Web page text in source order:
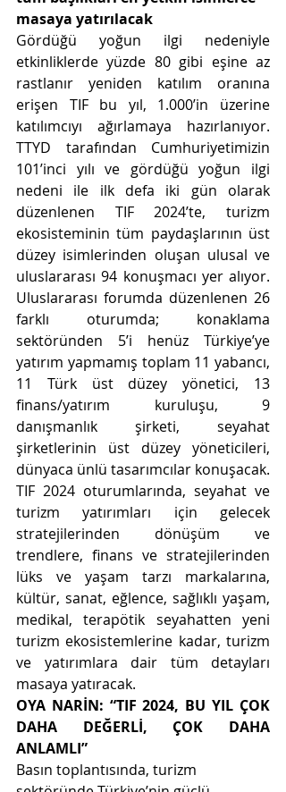
masaya yatırılacak
Gördüğü yoğun ilgi nedeniyle
etkinliklerde yüzde 80 gibi eşine az
rastlanır yeniden katılım oranına
erişen TIF bu yıl, 1.000’in üzerine
katılımcıyı ağırlamaya hazırlanıyor.
TTYD tarafından Cumhuriyetimizin
101’inci yılı ve gördüğü yoğun ilgi
nedeni ile ilk defa iki gün olarak
düzenlenen TIF 2024’te, turizm
ekosisteminin tüm paydaşlarının üst
düzey isimlerinden oluşan ulusal ve
uluslararası 94 konuşmacı yer alıyor.
Uluslararası forumda düzenlenen 26
farklı oturumda; konaklama
sektöründen 5’i henüz Türkiye’ye
yatırım yapmamış toplam 11 yabancı,
11 Türk üst düzey yönetici, 13
finans/yatırım kuruluşu, 9
danışmanlık şirketi, seyahat
şirketlerinin üst düzey yöneticileri,
dünyaca ünlü tasarımcılar konuşacak.
TIF 2024 oturumlarında, seyahat ve
turizm yatırımları için gelecek
stratejilerinden dönüşüm ve
trendlere, finans ve stratejilerinden
lüks ve yaşam tarzı markalarına,
kültür, sanat, eğlence, sağlıklı yaşam,
medikal, terapötik seyahatten yeni
turizm ekosistemlerine kadar, turizm
ve yatırımlara dair tüm detayları
masaya yatıracak.
OYA NARİN: “TIF 2024, BU YIL ÇOK
DAHA DEĞERLİ, ÇOK DAHA
ANLAMLI”
Basın toplantısında, turizm